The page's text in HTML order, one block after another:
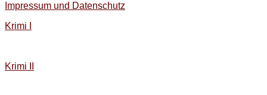
Impressum und Datenschutz
Krimi I
Krimi II